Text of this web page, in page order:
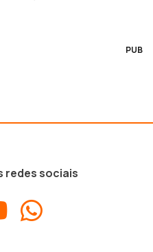
PUB
redes sociais